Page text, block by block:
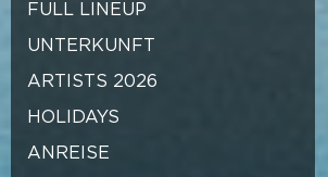
FULL LINEUP
UNTERKUNFT
ARTISTS 2026
HOLIDAYS
ANREISE